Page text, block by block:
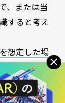
、または当
すると考え
想定した場
ける買取市
る金額を
ている商材